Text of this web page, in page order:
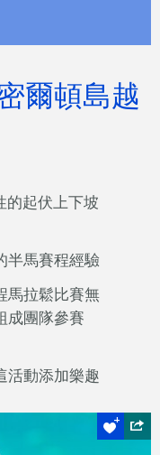
爾頓島越
的起伏上下坡
半馬賽程經驗
馬拉鬆比賽無
成團隊參賽
活動添加樂趣